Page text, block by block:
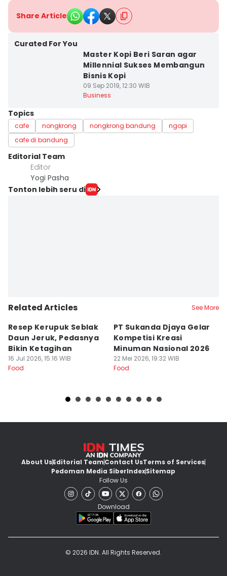
Share Article
Curated For You
Master Kopi Beri Saran agar
Millennial Sukses Membangun
Bisnis Kopi
09 Sep 2019, 12:30 WIB
Business
Topics
cafe nongkrong nongkrong bandung
ngopi
cafe di bandung
Editorial Team
Editor
Yogi Pasha
Tonton lebih seru di
Related Articles See More
Resep Kerupuk Seblak
Daun Jeruk, Pedasnya
Bikin Ketagihan
16 Jul 2026, 15:16 WIB
Food
PT Sukanda Djaya Gelar
Kompetisi Kreasi
Minuman Nasional 2026
22 Mei 2026, 19:32 WIB
Food
About UsEditorial TeamContact UsTerms of Services
Pedoman Media SiberIndexSitemap
Follow Us
Download
© 2026 IDN. All Rights Reserved.